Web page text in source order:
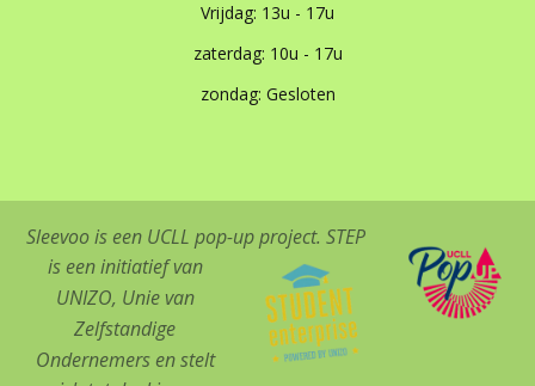
Vrijdag: 13u - 17u
zaterdag: 10u - 17u
zondag: Gesloten
Sleevoo is een UCLL pop-up project.STEP
is een initiatief van
UNIZO, Unie van
Zelfstandige
Ondernemers en stelt